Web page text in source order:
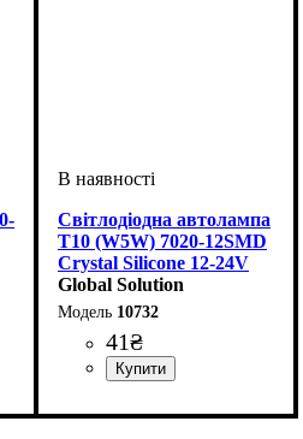
Світлодіодна автолампа
T10 (W5W) 7020-12SMD
Crystal Silicone 12-24V
Ice White 320°
Global Solution
10732
41₴
Габаритні вогні
4014SMD
SMD